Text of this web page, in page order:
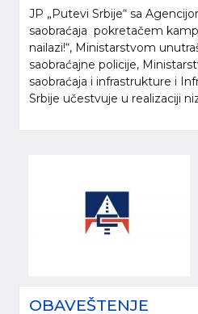
JP „Putevi Srbije“ sa
saobraćaja pokretačem
nailazi!“, Ministarstvom
saobraćajne policije,
saobraćaja i infrastrukture i
Srbije učestvuje u realizaciji
OBAVEŠTENJE